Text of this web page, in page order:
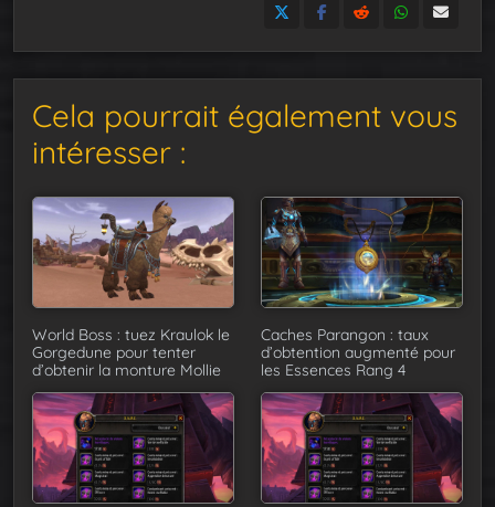
Cela pourrait également vous
intéresser :
World Boss : tuez Kraulok le
Gorgedune pour tenter
d’obtenir la monture Mollie
Caches Parangon : taux
d’obtention augmenté pour
les Essences Rang 4